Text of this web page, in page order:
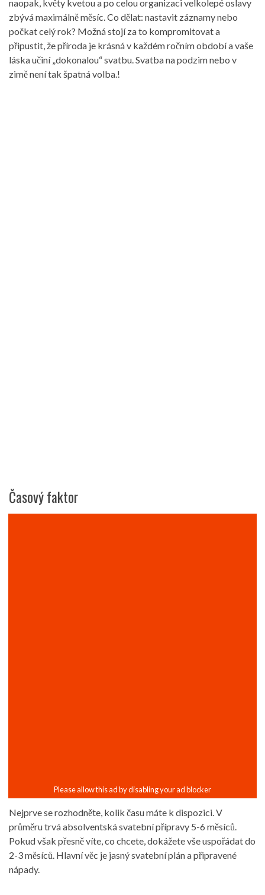
naopak, květy kvetou a po celou organizaci velkolepé oslavy
zbývá maximálně měsíc. Co dělat: nastavit záznamy nebo
počkat celý rok? Možná stojí za to kompromitovat a
připustit, že příroda je krásná v každém ročním období a vaše
láska učiní „dokonalou“ svatbu. Svatba na podzim nebo v
zimě není tak špatná volba.!
Časový faktor
Nejprve se rozhodněte, kolik času máte k dispozici. V
průměru trvá absolventská svatební přípravy 5-6 měsíců.
Pokud však přesně víte, co chcete, dokážete vše uspořádat do
2-3 měsíců. Hlavní věc je jasný svatební plán a připravené
nápady.